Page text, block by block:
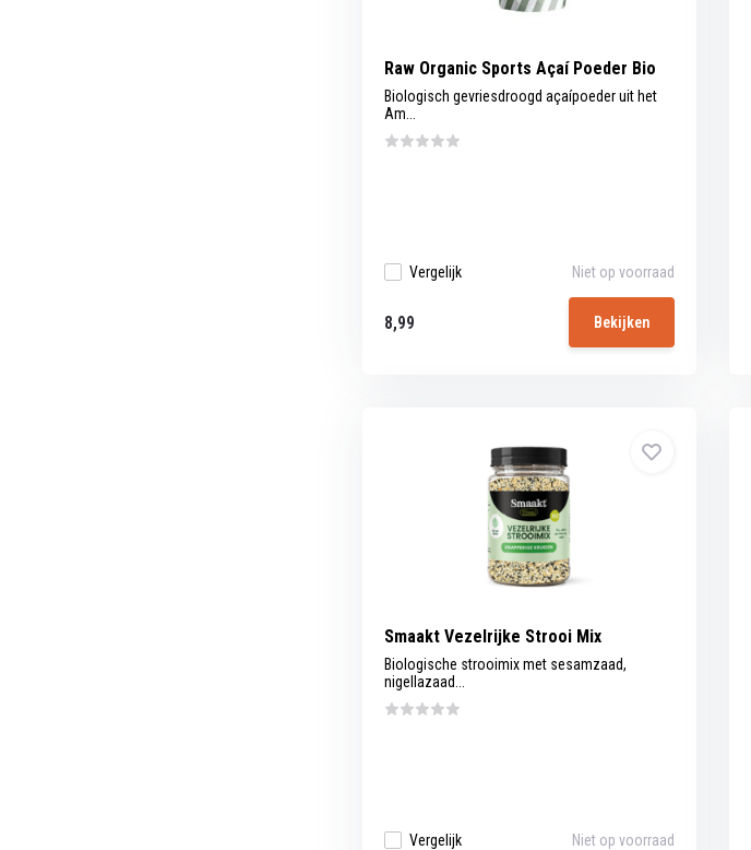
Raw Organic Sports Açaí Poeder Bio
Biologisch gevriesdroogd açaípoeder uit het
Am...
Vergelijk Niet op voorraad
8,99 Bekijken
Smaakt Vezelrijke Strooi Mix
Biologische strooimix met sesamzaad,
nigellazaad...
Vergelijk Niet op voorraad